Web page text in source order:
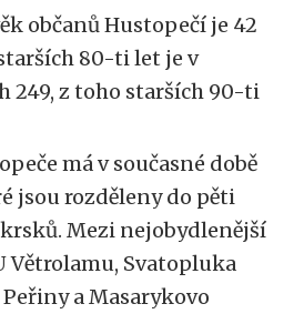
občanů Hustopečí je 42
80-ti let je v
249, z toho starších 90-ti
má v současné době
jsou rozděleny do pěti
Mezi nejobydlenější
Větrolamu, Svatopluka
Peřiny a Masarykovo